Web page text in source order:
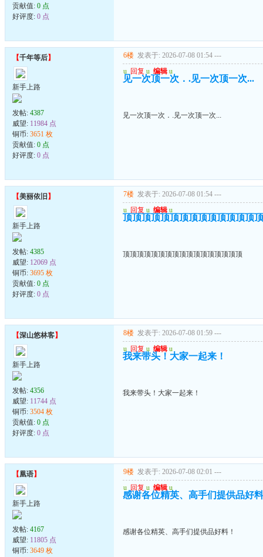
贡献值: 0 点
好评度: 0 点
【千年等后】
新手上路
发帖: 4387
威望: 11984 点
铜币: 3651 枚
贡献值: 0 点
好评度: 0 点
6楼 发表于: 2026-07-08 01:54 ---
u 回复 u 编辑 u
见一次顶一次．.见一次顶一次...
见一次顶一次．.见一次顶一次...
【美丽依旧 】
新手上路
发帖: 4385
威望: 12069 点
铜币: 3695 枚
贡献值: 0 点
好评度: 0 点
7楼 发表于: 2026-07-08 01:54 ---
u 回复 u 编辑 u
顶顶顶顶顶顶顶顶顶顶顶顶顶顶
顶顶顶顶顶顶顶顶顶顶顶顶顶顶顶顶顶
【深山悠林客】
新手上路
发帖: 4356
威望: 11744 点
铜币: 3504 枚
贡献值: 0 点
好评度: 0 点
8楼 发表于: 2026-07-08 01:59 ---
u 回复 u 编辑 u
我来带头！大家一起来！
我来带头！大家一起来！
【凰语】
新手上路
发帖: 4167
威望: 11805 点
铜币: 3649 枚
9楼 发表于: 2026-07-08 02:01 ---
u 回复 u 编辑 u
感谢各位精英、高手们提供品好
感谢各位精英、高手们提供品好料！